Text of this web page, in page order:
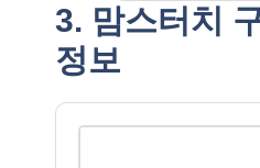
3. 맘스터치
정보